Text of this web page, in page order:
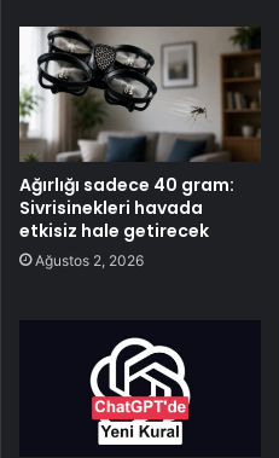
Ağırlığı sadece 40 gram:
Sivrisinekleri havada
etkisiz hale getirecek
Ağustos 2, 2026